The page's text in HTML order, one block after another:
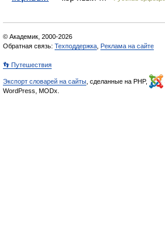
© Академик, 2000-2026
Обратная связь: Техподдержка Реклама на сайте
👣 Путешествия
Экспорт словарей на сайты , сделанные на PHP,
WordPress, MODx.